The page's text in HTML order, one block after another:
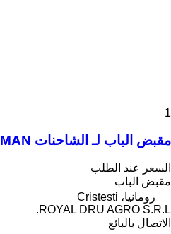
1
مقبض الباب لـ الشاحنات MAN
السعر عند الطلب
مقبض الباب
رومانيا، Cristesti
ROYAL DRU AGRO S.R.L.
الاتصال بالبائع